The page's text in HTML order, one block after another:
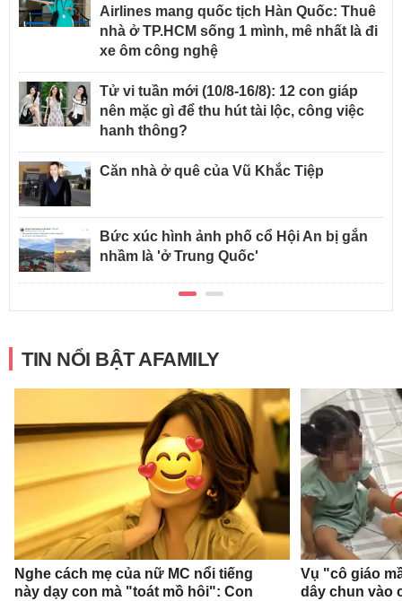
Airlines mang quốc tịch Hàn Quốc: Thuê
nhà ở TP.HCM sống 1 mình, mê nhất là đi
xe ôm công nghệ
Tử vi tuần mới (10/8-16/8): 12 con giáp
nên mặc gì để thu hút tài lộc, công việc
hanh thông?
Căn nhà ở quê của Vũ Khắc Tiệp
Bức xúc hình ảnh phố cổ Hội An bị gắn
nhầm là 'ở Trung Quốc'
TIN NỔI BẬT AFAMILY
Nghe cách mẹ của nữ MC nổi tiếng
này dạy con mà "toát mồ hôi": Con
Vụ "cô giáo
dây chun vào